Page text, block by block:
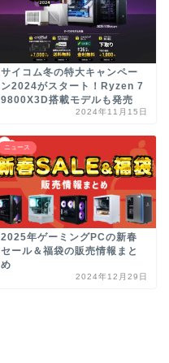
サイコム冬の特大キャンペー
ン2024がスタート！Ryzen 7
9800X3D搭載モデルも発売
2024年11月15日
ニュース
2025年ゲーミングPCの新春
セール＆福袋の販売情報まと
め
2024年12月29日